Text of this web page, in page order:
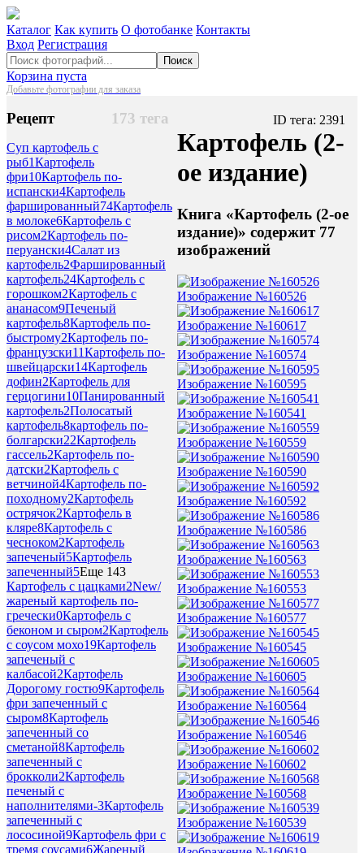
Каталог Как купить О фотобанке Контакты
Вход Регистрация
Поиск
Корзина пуста
Добавьте фотографии для заказа
173 тега
Рецепт
Суп картофель с
рыб1Картофель
фри10Картофель по-
испански4Картофель
фаршированный74Картофель
в молоке6Картофель с
рисом2Картофель по-
перуански4Салат из
картофель2Фаршированный
картофель24Картофель с
горошком2Картофель с
ананасом9Печеный
картофель8Картофель по-
быстрому2Картофель по-
французски11Картофель по-
швейцарски14Картофель
дофин2Картофель для
герцогини10Панированный
картофель2Полосатый
картофель8картофель по-
болгарски22Картофель
гассель2Картофель по-
датски2Картофель с
ветчиной4Картофель по-
походному2Картофель
острячок2Картофель в
кляре8Картофель с
чесноком2Картофель
запеченый5Картофель
запеченный5Еще 143
Картофель с цацками2New/
жареный картофель по-
гречески0Картофель с
беконом и сыром2Картофель
с соусом мохо19Картофель
запеченый с
калбасой2Картофель
Дорогому гостю9Картофель
фри запеченный с
сыром8Картофель
запеченный со
сметаной8Картофель
запеченный с
брокколи2Картофель
печеный с
наполнителями-3Картофель
запеченный с
лососиной9Картофель фри с
тремя соусами6Жареный
ID тега: 2391
Картофель (2-
ое издание)
Книга «Картофель (2-ое
издание)» содержит 77
изображений
Изображение №160526
Изображение №160617
Изображение №160574
Изображение №160595
Изображение №160541
Изображение №160559
Изображение №160590
Изображение №160592
Изображение №160586
Изображение №160563
Изображение №160553
Изображение №160577
Изображение №160545
Изображение №160605
Изображение №160564
Изображение №160546
Изображение №160602
Изображение №160568
Изображение №160539